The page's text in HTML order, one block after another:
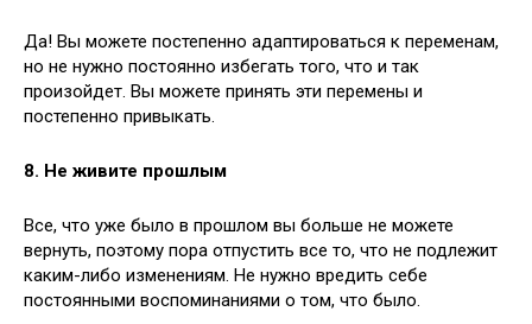
Да! Вы можете постепенно адаптироваться к переменам,
но не нужно постоянно избегать того, что и так
произойдет. Вы можете принять эти перемены и
постепенно привыкать.
8. Не живите прошлым
Все, что уже было в прошлом вы больше не можете
вернуть, поэтому пора отпустить все то, что не подлежит
каким-либо изменениям. Не нужно вредить себе
постоянными воспоминаниями о том, что было.